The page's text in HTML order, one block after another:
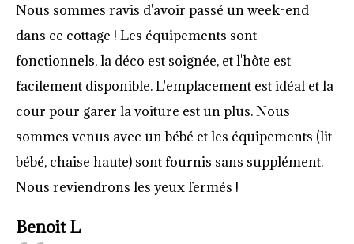
Nous sommes ravis d'avoir passé un week-end
dans ce cottage ! Les équipements sont
fonctionnels, la déco est soignée, et l'hôte est
facilement disponible. L'emplacement est idéal et la
cour pour garer la voiture est un plus. Nous
sommes venus avec un bébé et les équipements (lit
bébé, chaise haute) sont fournis sans supplément.
Nous reviendrons les yeux fermés !
Benoit L